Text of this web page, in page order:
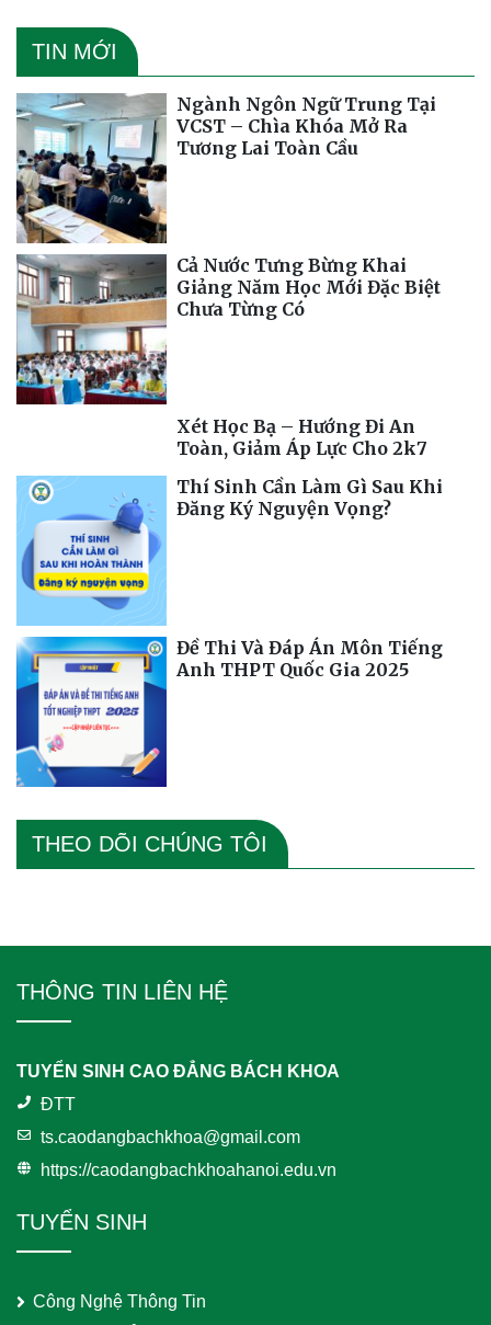
TIN MỚI
Ngành Ngôn Ngữ Trung Tại
VCST – Chìa Khóa Mở Ra
Tương Lai Toàn Cầu
Cả Nước Tưng Bừng Khai
Giảng Năm Học Mới Đặc Biệt
Chưa Từng Có
Xét Học Bạ – Hướng Đi An
Toàn, Giảm Áp Lực Cho 2k7
Thí Sinh Cần Làm Gì Sau Khi
Đăng Ký Nguyện Vọng?
Đề Thi Và Đáp Án Môn Tiếng
Anh THPT Quốc Gia 2025
THEO DÕI CHÚNG TÔI
THÔNG TIN LIÊN HỆ
TUYỂN SINH CAO ĐẲNG BÁCH KHOA
ĐTT
ts.caodangbachkhoa@gmail.com
https://caodangbachkhoahanoi.edu.vn
TUYỂN SINH
Công Nghệ Thông Tin